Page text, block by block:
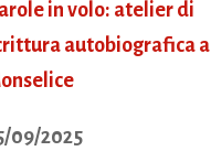
in volo: atelier di
autobiografica a
09/2025